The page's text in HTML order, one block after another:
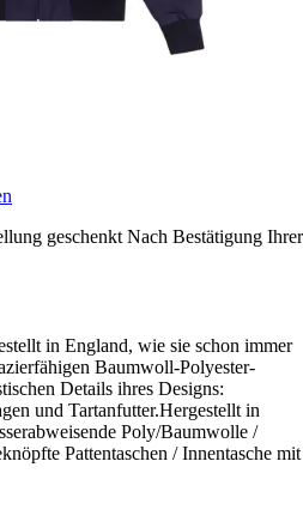
geschenkt Nach Bestätigung Ihrer
in England, wie sie schon immer
Baumwoll-Polyester-
Details ihres Designs:
und Tartanfutter.Hergestellt in
Poly/Baumwolle /
Pattentaschen / Innentasche mit